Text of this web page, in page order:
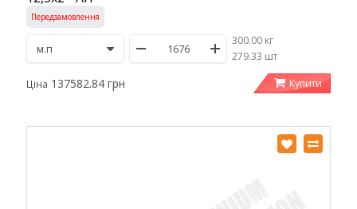
Передзамовлення
300.00 кг
/279.33 шт
Ціна 137582.84 грн Купити